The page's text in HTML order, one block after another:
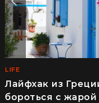
LIFE
Лайфхак из
бороться с
LIFE
"Это п****ц":
Украину и